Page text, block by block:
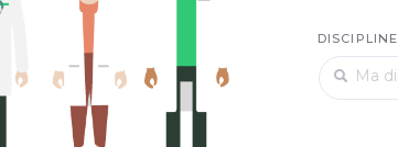
DISCIPLINE